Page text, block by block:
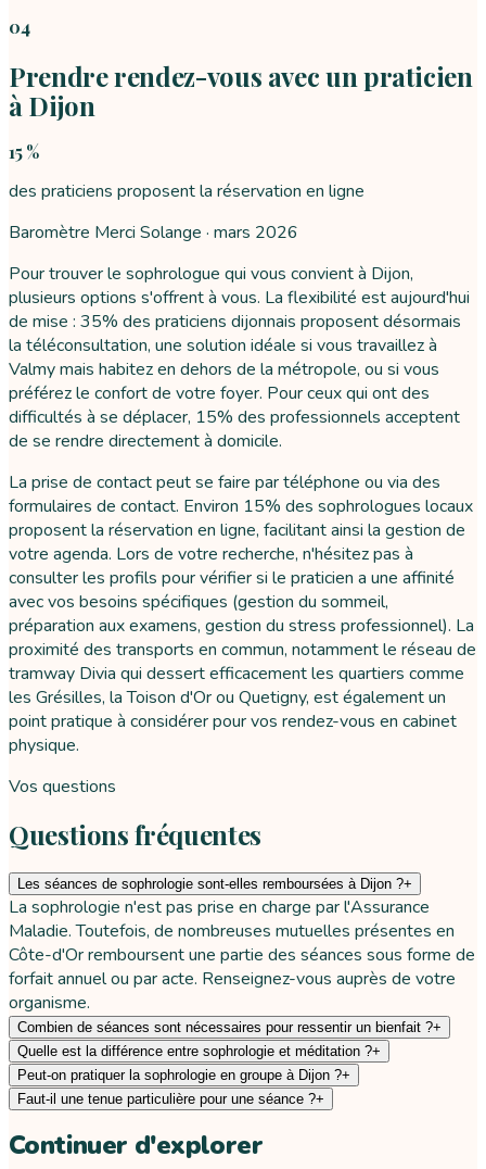
04
Prendre rendez-vous avec un praticien
à Dijon
15 %
des praticiens proposent la réservation en ligne
Baromètre Merci Solange · mars 2026
Pour trouver le sophrologue qui vous convient à Dijon,
plusieurs options s'offrent à vous. La flexibilité est aujourd'hui
de mise : 35% des praticiens dijonnais proposent désormais
la téléconsultation, une solution idéale si vous travaillez à
Valmy mais habitez en dehors de la métropole, ou si vous
préférez le confort de votre foyer. Pour ceux qui ont des
difficultés à se déplacer, 15% des professionnels acceptent
de se rendre directement à domicile.
La prise de contact peut se faire par téléphone ou via des
formulaires de contact. Environ 15% des sophrologues locaux
proposent la réservation en ligne, facilitant ainsi la gestion de
votre agenda. Lors de votre recherche, n'hésitez pas à
consulter les profils pour vérifier si le praticien a une affinité
avec vos besoins spécifiques (gestion du sommeil,
préparation aux examens, gestion du stress professionnel). La
proximité des transports en commun, notamment le réseau de
tramway Divia qui dessert efficacement les quartiers comme
les Grésilles, la Toison d'Or ou Quetigny, est également un
point pratique à considérer pour vos rendez-vous en cabinet
physique.
Vos questions
Questions fréquentes
Les séances de sophrologie sont-elles remboursées à Dijon ?+
La sophrologie n'est pas prise en charge par l'Assurance
Maladie. Toutefois, de nombreuses mutuelles présentes en
Côte-d'Or remboursent une partie des séances sous forme de
forfait annuel ou par acte. Renseignez-vous auprès de votre
organisme.
Combien de séances sont nécessaires pour ressentir un bienfait ?+
Quelle est la différence entre sophrologie et méditation ?+
Peut-on pratiquer la sophrologie en groupe à Dijon ?+
Faut-il une tenue particulière pour une séance ?+
Continuer d'explorer